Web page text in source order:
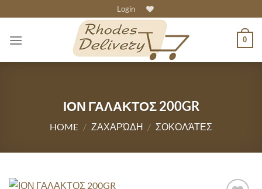
to
content
Login
0
ΙΟΝ ΓΑΛΑΚΤΟΣ 200GR
HOME / ΖΑΧΑΡΏΔΗ / ΣΟΚΟΛΆΤΕΣ